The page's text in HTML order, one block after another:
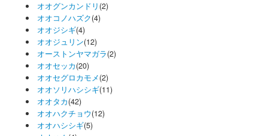
オオグンカンドリ (2)
オオコノハズク(4)
オオジシギ(4)
オオジュリン(12)
オーストンヤマガラ(2)
オオセッカ(20)
オオセグロカモメ(2)
オオソリハシシギ(11)
オオタカ(42)
オオハクチョウ(12)
オオハシシギ(5)